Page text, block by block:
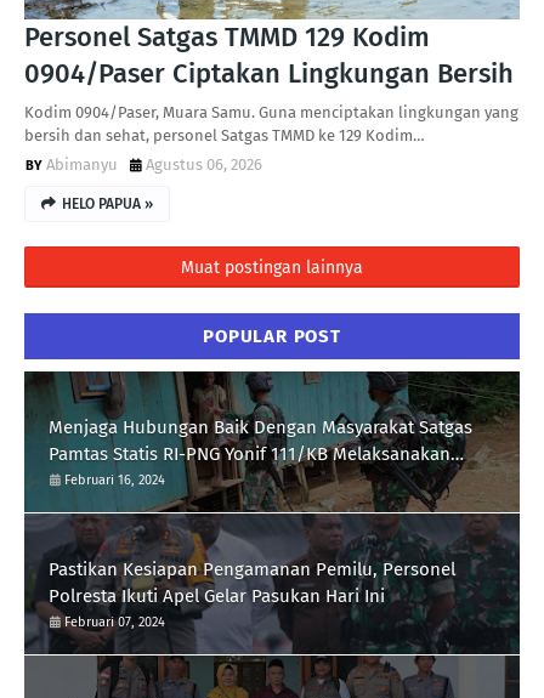
Personel Satgas TMMD 129 Kodim
0904/Paser Ciptakan Lingkungan Bersih
Kodim 0904/Paser, Muara Samu. Guna menciptakan lingkungan yang
bersih dan sehat, personel Satgas TMMD ke 129 Kodim…
Abimanyu
Agustus 06, 2026
HELO PAPUA »
Muat postingan lainnya
POPULAR POST
Menjaga Hubungan Baik Dengan Masyarakat Satgas
Pamtas Statis RI-PNG Yonif 111/KB Melaksanakan
Silaturrahmi
Februari 16, 2024
Pastikan Kesiapan Pengamanan Pemilu, Personel
Polresta Ikuti Apel Gelar Pasukan Hari Ini
Februari 07, 2024